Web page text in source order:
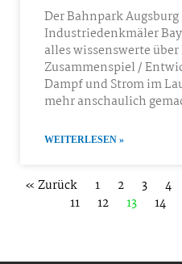
Der Bahnpark
Industriedenkmäler
alles wissenswerte
Zusammenspiel /
Dampf und Strom im
mehr anschaulich
WEITERLESEN »
« Zurück 1 2 3 4
11
12 13 14